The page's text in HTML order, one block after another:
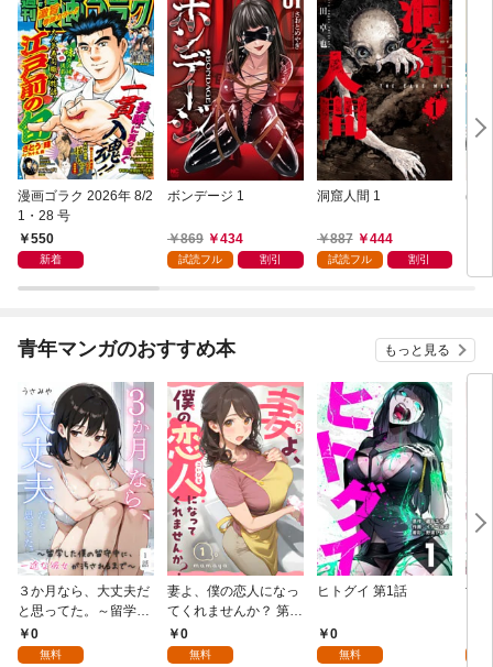
漫画ゴラク 2026年 8/2
1・28 号
550
新着
ボンデージ 1
869 434
試読フル 割引
洞窟人間 1
887 444
試読フル 割引
ほ
青年マンガのおすすめ本 もっと見る
３か月なら、大丈夫だ
と思ってた。～留学し
た僕の留守中に、一途
な彼女が汚されるまで
0
無料
妻よ、僕の恋人になっ
てくれませんか？ 第1
話0
無料
ヒトグイ 第1話
0
無料
世